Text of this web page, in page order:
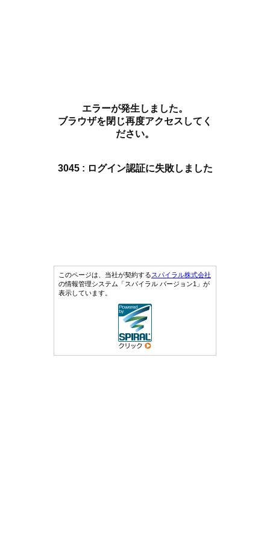
エラーが発生しました。
ブラウザを閉じ再度アクセスしてく
ださい。
3045 : ログイン認証に失敗しました
このページは、当社が契約するスパイラル株式会社
の情報管理システム「スパイラル バージョン1」が
表示しています。